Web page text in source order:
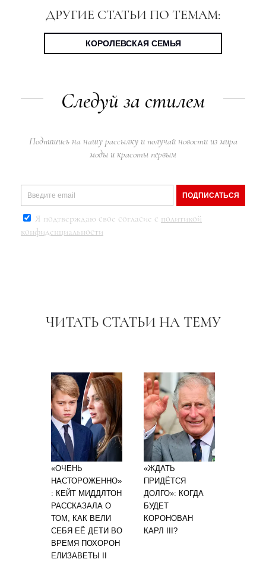
ДРУГИЕ СТАТЬИ ПО ТЕМАМ:
КОРОЛЕВСКАЯ СЕМЬЯ
Следуй за стилем
Подпишись на нашу рассылку и получай новости из мира
моды и красоты первым
ПОДПИСАТЬСЯ
Я подтверждаю свое согласие с политикой
конфиденциальности
ЧИТАТЬ СТАТЬИ НА ТЕМУ
«ОЧЕНЬ
НАСТОРОЖЕННО»
: КЕЙТ МИДДЛТОН
РАССКАЗАЛА О
ТОМ, КАК ВЕЛИ
СЕБЯ ЕЁ ДЕТИ ВО
ВРЕМЯ ПОХОРОН
ЕЛИЗАВЕТЫ II
«ЖДАТЬ
ПРИДЁТСЯ
ДОЛГО»: КОГДА
БУДЕТ
КОРОНОВАН
КАРЛ III?